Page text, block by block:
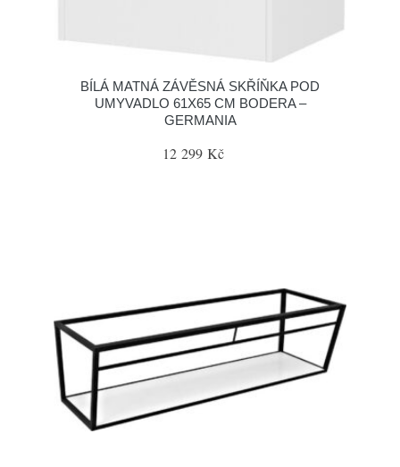
BÍLÁ MATNÁ ZÁVĚSNÁ SKŘÍŇKA POD
UMYVADLO 61X65 CM BODERA –
GERMANIA
12 299 Kč